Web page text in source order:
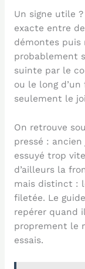
Un signe utile
exacte entre
démontes
probablement
suinte par le
ou le long
seulement le
On retrouve
pressé : ancien
essuyé trop
d’ailleurs la
mais distinct :
filetée. Le guide
repérer quand
proprement le
essais.